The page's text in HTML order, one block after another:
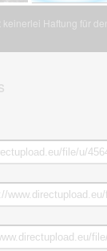
Haftung für